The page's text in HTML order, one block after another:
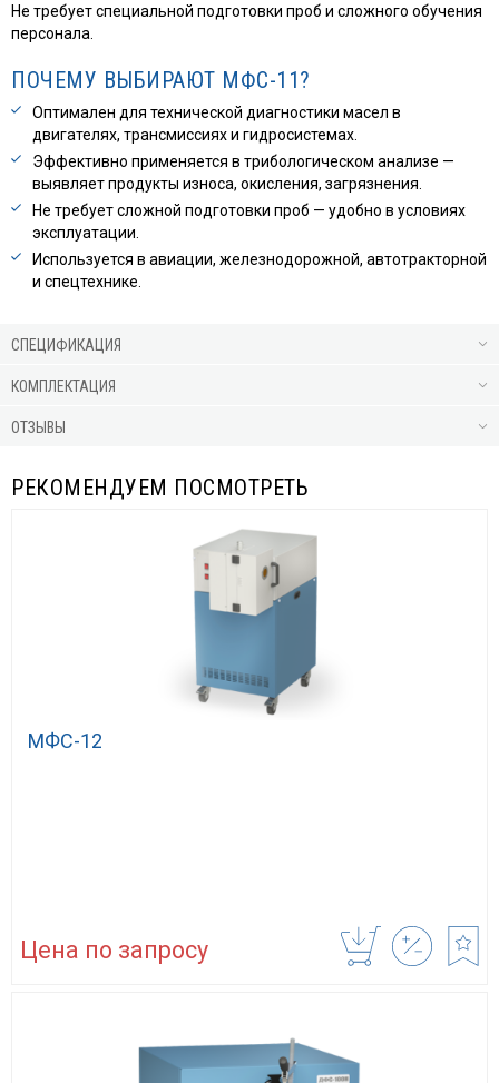
Не требует специальной подготовки проб и сложного обучения
персонала.
ПОЧЕМУ ВЫБИРАЮТ МФС-11?
Оптимален для технической диагностики масел в
двигателях, трансмиссиях и гидросистемах.
Эффективно применяется в трибологическом анализе —
выявляет продукты износа, окисления, загрязнения.
Не требует сложной подготовки проб — удобно в условиях
эксплуатации.
Используется в авиации, железнодорожной, автотракторной
и спецтехнике.
СПЕЦИФИКАЦИЯ
КОМПЛЕКТАЦИЯ
ОТЗЫВЫ
РЕКОМЕНДУЕМ ПОСМОТРЕТЬ
MФС-12
Цена по запросу